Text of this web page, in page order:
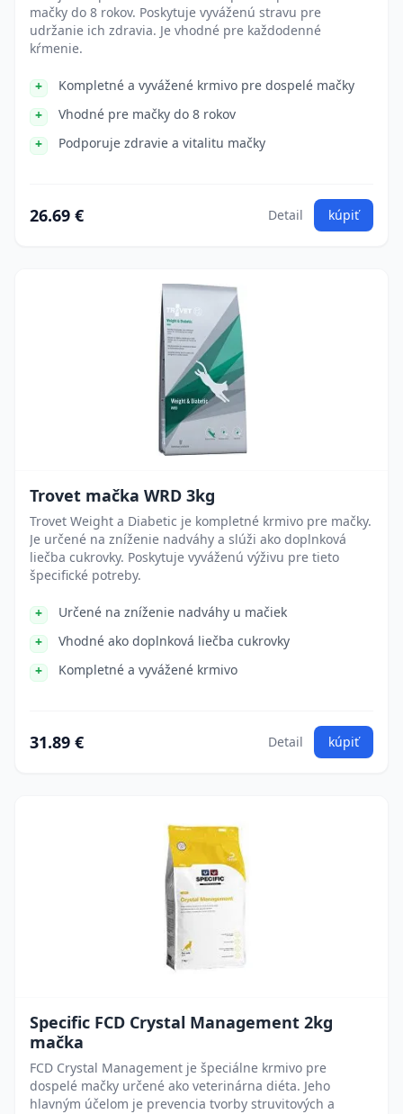
mačky do 8 rokov. Poskytuje vyváženú stravu pre
udržanie ich zdravia. Je vhodné pre každodenné
kŕmenie.
Kompletné a vyvážené krmivo pre dospelé mačky
Vhodné pre mačky do 8 rokov
Podporuje zdravie a vitalitu mačky
26.69 € Detail kúpiť
Trovet mačka WRD 3kg
Trovet Weight a Diabetic je kompletné krmivo pre mačky.
Je určené na zníženie nadváhy a slúži ako doplnková
liečba cukrovky. Poskytuje vyváženú výživu pre tieto
špecifické potreby.
Určené na zníženie nadváhy u mačiek
Vhodné ako doplnková liečba cukrovky
Kompletné a vyvážené krmivo
31.89 € Detail kúpiť
Specific FCD Crystal Management 2kg
mačka
FCD Crystal Management je špeciálne krmivo pre
dospelé mačky určené ako veterinárna diéta. Jeho
hlavným účelom je prevencia tvorby struvitových a